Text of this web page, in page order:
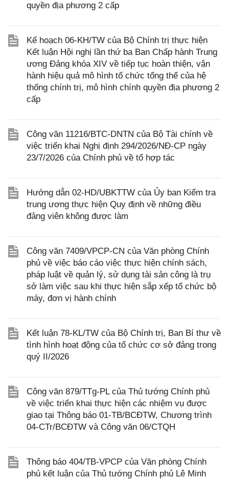
quyền địa phương 2 cấp
Kế hoạch 06-KH/TW của Bộ Chính trị thực hiện
Kết luận Hội nghị lần thứ ba Ban Chấp hành Trung
ương Đảng khóa XIV về tiếp tục hoàn thiện, vận
hành hiệu quả mô hình tổ chức tổng thể của hệ
thống chính trị, mô hình chính quyền địa phương 2
cấp
Công văn 11216/BTC-DNTN của Bộ Tài chính về
việc triển khai Nghị định 294/2026/NĐ-CP ngày
23/7/2026 của Chính phủ về tổ hợp tác
Hướng dẫn 02-HD/UBKTTW của Ủy ban Kiểm tra
trung ương thực hiện Quy định về những điều
đảng viên không được làm
Công văn 7409/VPCP-CN của Văn phòng Chính
phủ về việc báo cáo việc thực hiện chính sách,
pháp luật về quản lý, sử dụng tài sản công là trụ
sở làm việc sau khi thực hiện sắp xếp tổ chức bộ
máy, đơn vị hành chính
Kết luận 78-KL/TW của Bộ Chính trị, Ban Bí thư về
tình hình hoạt động của tổ chức cơ sở đảng trong
quý II/2026
Công văn 879/TTg-PL của Thủ tướng Chính phủ
về việc triển khai thực hiện các nhiệm vụ được
giao tại Thông báo 01-TB/BCĐTW, Chương trình
04-CTr/BCĐTW và Công văn 06/CTQH
Thông báo 404/TB-VPCP của Văn phòng Chính
phủ kết luận của Thủ tướng Chính phủ Lê Minh